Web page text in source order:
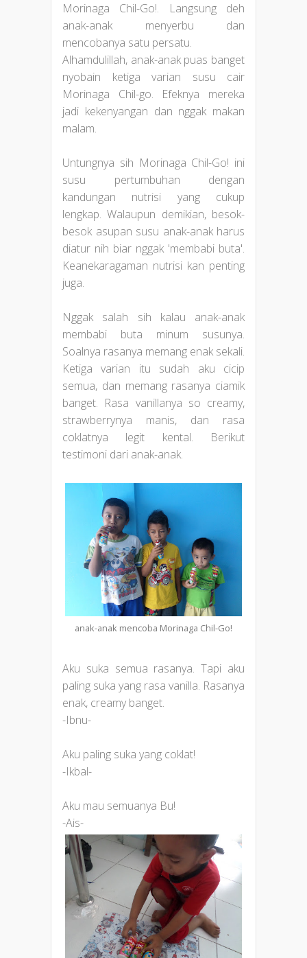
Morinaga Chil-Go!. Langsung deh
anak-anak menyerbu dan
mencobanya satu persatu.
Alhamdulillah, anak-anak puas banget
nyobain ketiga varian susu cair
Morinaga Chil-go. Efeknya mereka
jadi kekenyangan dan nggak makan
malam.
Untungnya sih Morinaga Chil-Go! ini
susu pertumbuhan dengan
kandungan nutrisi yang cukup
lengkap. Walaupun demikian, besok-
besok asupan susu anak-anak harus
diatur nih biar nggak 'membabi buta'.
Keanekaragaman nutrisi kan penting
juga.
Nggak salah sih kalau anak-anak
membabi buta minum susunya.
Soalnya rasanya memang enak sekali.
Ketiga varian itu sudah aku cicip
semua, dan memang rasanya ciamik
banget. Rasa vanillanya so creamy,
strawberrynya manis, dan rasa
coklatnya legit kental. Berikut
testimoni dari anak-anak.
anak-anak mencoba Morinaga Chil-Go!
Aku suka semua rasanya. Tapi aku
paling suka yang rasa vanilla. Rasanya
enak, creamy banget.
-Ibnu-
Aku paling suka yang coklat!
-Ikbal-
Aku mau semuanya Bu!
-Ais-